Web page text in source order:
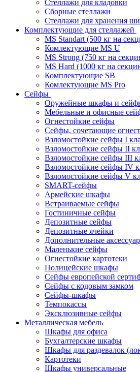
Стеллажи для кладовки
Сборные стеллажи
Стеллажи для хранения
Комплектующие для стеллажей
MS Standart (500 кг на
Комлектующие MS U
MS Strong (750 кг на
MS Hard (1000 кг на
Комплектующие SB
Комлектующие MS Pro
Сейфы
Оружейные шкафы и
Мебельные и офисные
Огнестойкие сейфы
Сейфы, сочетающие
Взломостойкие сейфы I
Взломостойкие сейфы II
Взломостойкие сейфы III
Взломостойкие сейфы IV
Взломостойкие сейфы V
SMART-сейфы
Армейские шкафы
Встраиваемые сейфы
Гостиничные сейфы
Депозитные сейфы
Депозитные ячейки
Дополнительные
Маленькие сейфы
Огнестойкие картотеки
Полицейские шкафы
Сейфы европейской
Сейфы с кодовым замком
Сейфы-шкафы
Темпокассы
Эксклюзивные сейфы
Металлическая мебель
Шкафы для офиса
Бухгалтерские шкафы
Шкафы для раздевалок
Картотеки
Шкафы универсальные